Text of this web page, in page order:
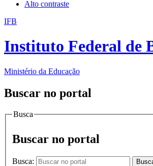
Alto contraste
IFB
Instituto Federal de
Ministério da Educação
Buscar no portal
Busca
Buscar no portal
Busca: